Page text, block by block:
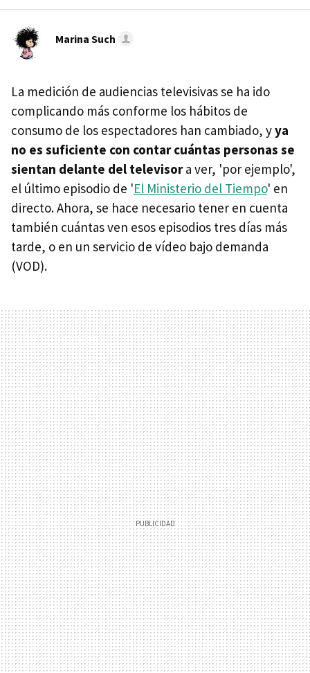
Marina Such
La medición de audiencias televisivas se ha ido
complicando más conforme los hábitos de
consumo de los espectadores han cambiado, yya
no es suficiente con contar cuántas personas se
sientan delante del televisora ver, 'por ejemplo',
el último episodio de 'El Ministerio del Tiempo' en
directo. Ahora, se hace necesario tener en cuenta
también cuántas ven esos episodios tres días más
tarde, o en un servicio de vídeo bajo demanda
(VOD).